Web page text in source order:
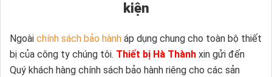
kiện
Ngoài chính sách bảo hành áp dụng chung cho toàn bộ thiết
bị của công ty chúng tôi. Thiết bị Hà Thành xin gửi đến
Quý khách hàng chính sách bảo hành riêng cho các sản